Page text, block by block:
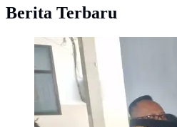
Berita Terbaru